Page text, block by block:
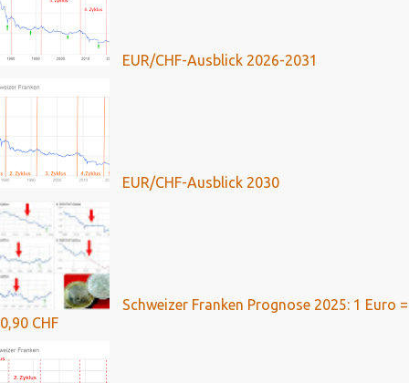
EUR/CHF-Ausblick 2026-2031
EUR/CHF-Ausblick 2030
Schweizer Franken Prognose 2025: 1 Euro =
0,90 CHF